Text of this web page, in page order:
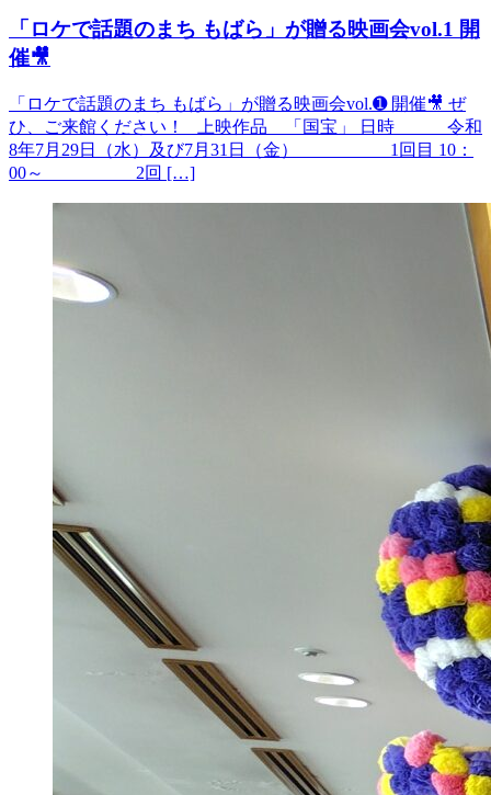
「ロケで話題のまち もばら」が贈る映画会vol.1 開
催🎥
「ロケで話題のまち もばら」が贈る映画会vol.➊ 開催🎥 ぜ
ひ、ご来館ください！ 上映作品 「国宝」 日時 令和
8年7月29日（水）及び7月31日（金） 1回目 10：
00～ 2回 […]